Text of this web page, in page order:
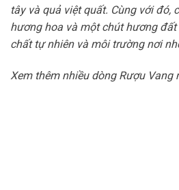
tây và quả việt quất. Cùng với đó,
hương hoa và một chút hương đất
chất tự nhiên và môi trường nơi
Xem thêm nhiều dòng Rượu Vang